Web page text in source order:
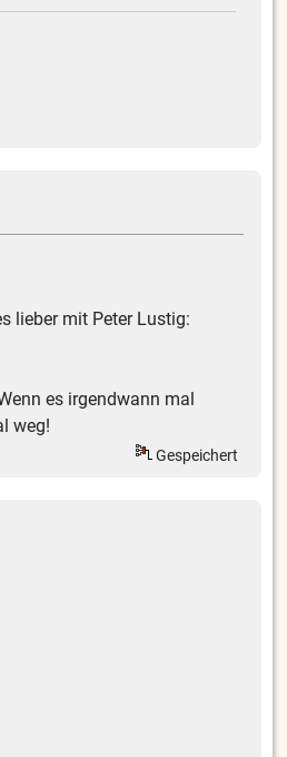
lieber mit Peter Lustig:
es irgendwann mal
weg!
Gespeichert